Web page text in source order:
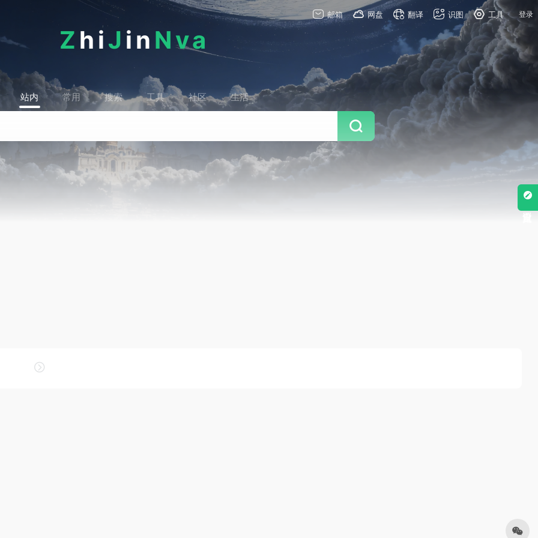
邮箱 网盘 翻译 识图 工具 登录
Z hiJ in Nva
站内 常用 搜索 工具 社区 生活